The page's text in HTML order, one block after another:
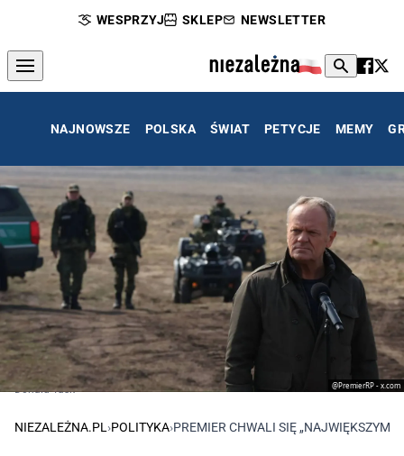
WESPRZYJ SKLEP NEWSLETTER
NAJNOWSZE POLSKA ŚWIAT PETYCJE MEMY
@PremierRP - x.com
Donald Tusk
NIEZALEŻNA.PL ›POLITYKA›PREMIER CHWALI SIĘ „NAJWIĘKSZYM